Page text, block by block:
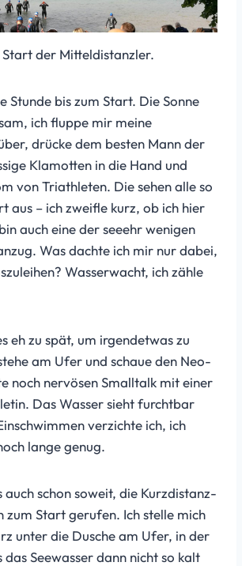
der Mitteldistanzler.
Stunde bis zum Start. Die Sonne
ich fluppe mir meine
drücke dem besten Mann der
Klamotten in die Hand und
von Triathleten. Die sehen alle so
aus – ich zweifle kurz, ob ich hier
auch eine der seeehr wenigen
Was dachte ich mir nur dabei,
Wasserwacht, ich zähle
eh zu spät, um irgendetwas zu
am Ufer und schaue den Neo-
noch nervösen Smalltalk mit einer
Das Wasser sieht furchtbar
verzichte ich, ich
lange genug.
auch schon soweit, die Kurzdistanz-
zum Start gerufen. Ich stelle mich
unter die Dusche am Ufer, in der
Seewasser dann nicht so kalt